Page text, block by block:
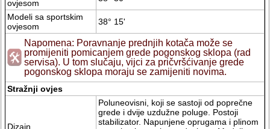
ovjesom
Modeli sa sportskim
ovjesom
38° 15'
Napomena: Poravnanje prednjih kotača može se
promijeniti pomicanjem grede pogonskog sklopa (rad
servisa). U tom slučaju, vijci za pričvršćivanje grede
pogonskog sklopa moraju se zamijeniti novima.
Stražnji ovjes
Dizajn
Poluneovisni, koji se sastoji od poprečne
grede i dvije uzdužne poluge. Postoji
stabilizator. Napunjene oprugama i plinom